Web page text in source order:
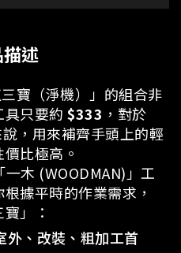
述
寶（淨機）」的組合非
只要約 $333 ，對於
，用來補齊手頭上的輕
比極高。
木 (WOODMAN)」工
據平時的作業需求，
」：
、改裝、粗加工首